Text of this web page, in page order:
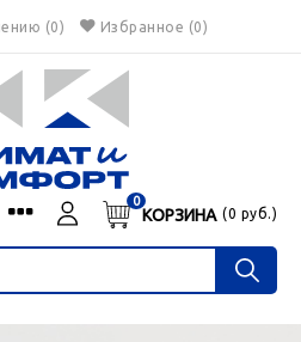
(0) Избранное (0)
Menu КОРЗИНА
0
(0 руб.)
ОФЕРТОЙ